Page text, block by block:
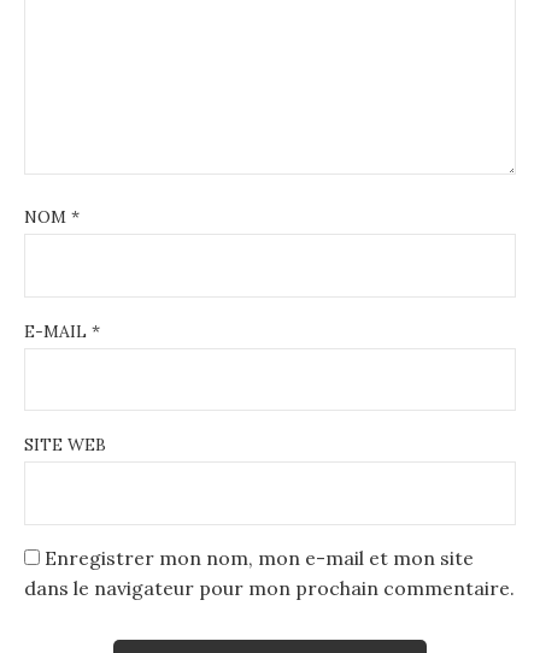
NOM *
E-MAIL *
SITE WEB
Enregistrer mon nom, mon e-mail et mon site
dans le navigateur pour mon prochain commentaire.